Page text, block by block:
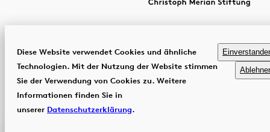
Diese Website verwendet Cookies und ähnliche
Technologien. Mit der Nutzung der Website stimmen
Sie der Verwendung von Cookies zu. Weitere
Informationen finden Sie in
unserer Datenschutzerklärung.